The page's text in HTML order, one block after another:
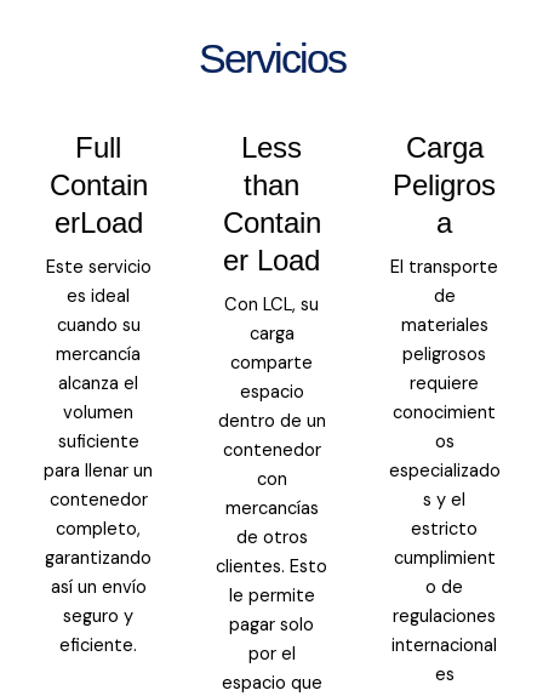
Servicios
Full
Contain
erLoad
Este servicio
es ideal
cuando su
mercancía
alcanza el
volumen
suficiente
para llenar un
contenedor
completo,
garantizando
así un envío
seguro y
eficiente.
Less
than
Contain
er Load
Con LCL, su
carga
comparte
espacio
dentro de un
contenedor
con
mercancías
de otros
clientes. Esto
le permite
pagar solo
por el
espacio que
Carga
Peligros
a
El transporte
de
materiales
peligrosos
requiere
conocimient
os
especializado
s y el
estricto
cumplimient
o de
regulaciones
internacional
es